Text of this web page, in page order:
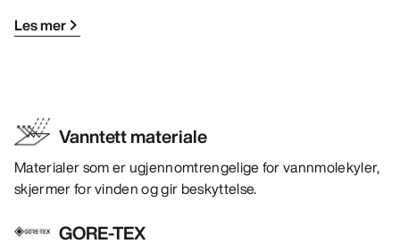
Les mer
Vanntett materiale
Materialer som er ugjennomtrengelige for vannmolekyler,
skjermer for vinden og gir beskyttelse.
GORE-TEX